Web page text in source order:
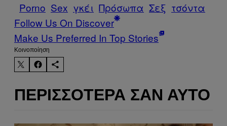
Porno Sex γκέι Πρόσωπα Σεξ τσόντα
Follow Us On Discover
Make Us Preferred In Top Stories
Kοινοποίηση
ΠΕΡΙΣΣΌΤΕΡΑ ΣΑΝ ΑΥΤΌ